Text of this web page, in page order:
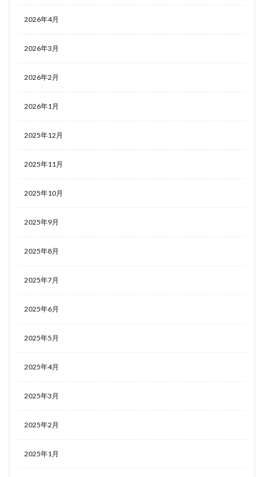
2026年4月
2026年3月
2026年2月
2026年1月
2025年12月
2025年11月
2025年10月
2025年9月
2025年8月
2025年7月
2025年6月
2025年5月
2025年4月
2025年3月
2025年2月
2025年1月